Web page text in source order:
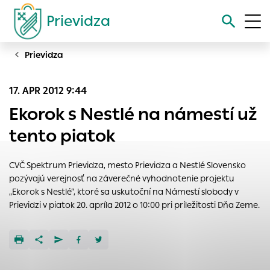
Prievidza
Vyhľadávanie
Prievidza
17. APR 2012 9:44
Ekorok s Nestlé na námestí už
tento piatok
CVČ Spektrum Prievidza, mesto Prievidza a Nestlé Slovensko
pozývajú verejnosť na záverečné vyhodnotenie projektu
„Ekorok s Nestlé“, ktoré sa uskutoční na Námestí slobody v
Prievidzi v piatok 20. apríla 2012 o 10:00 pri príležitosti Dňa Zeme.
Nastavenie cookies
Cookies sú malé súbory, do ktorých webové stránky môžu
ukladať informácie o vašej aktivite a preferenciách.
zapamätoval Vaše prihlásenie alebo aby sa uložila Vaša
voľba v tomto okne.
Vyberte úroveň cookies, ktorú chcete povoliť
Technické súbory cookie sú pre prevádzku nevyhnutné a